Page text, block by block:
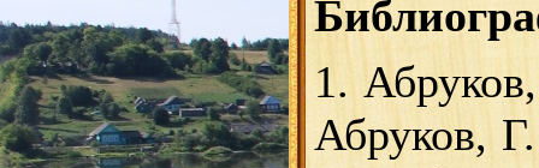
1.
Абруков,